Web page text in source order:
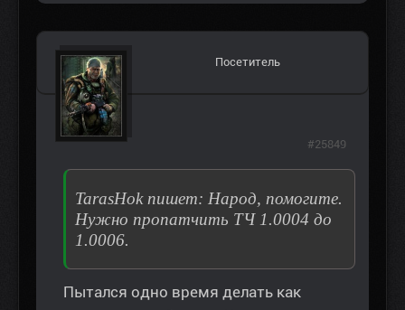
Посетитель
TarasHok пишет: Народ, помогите.
Нужно пропатчить ТЧ 1.0004 до
1.0006.
Пытался одно время делать как
#25849